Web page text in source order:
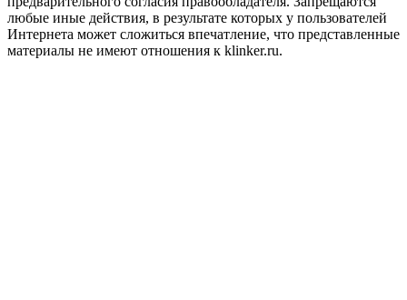
любые иные действия, в результате которых у пользователей
Интернета может сложиться впечатление, что представленные
материалы не имеют отношения к klinker.ru.